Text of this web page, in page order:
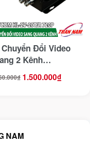
Đổi Video
2 Kênh
HL-2V-20T/R
₫ 1.500.000₫
NAM